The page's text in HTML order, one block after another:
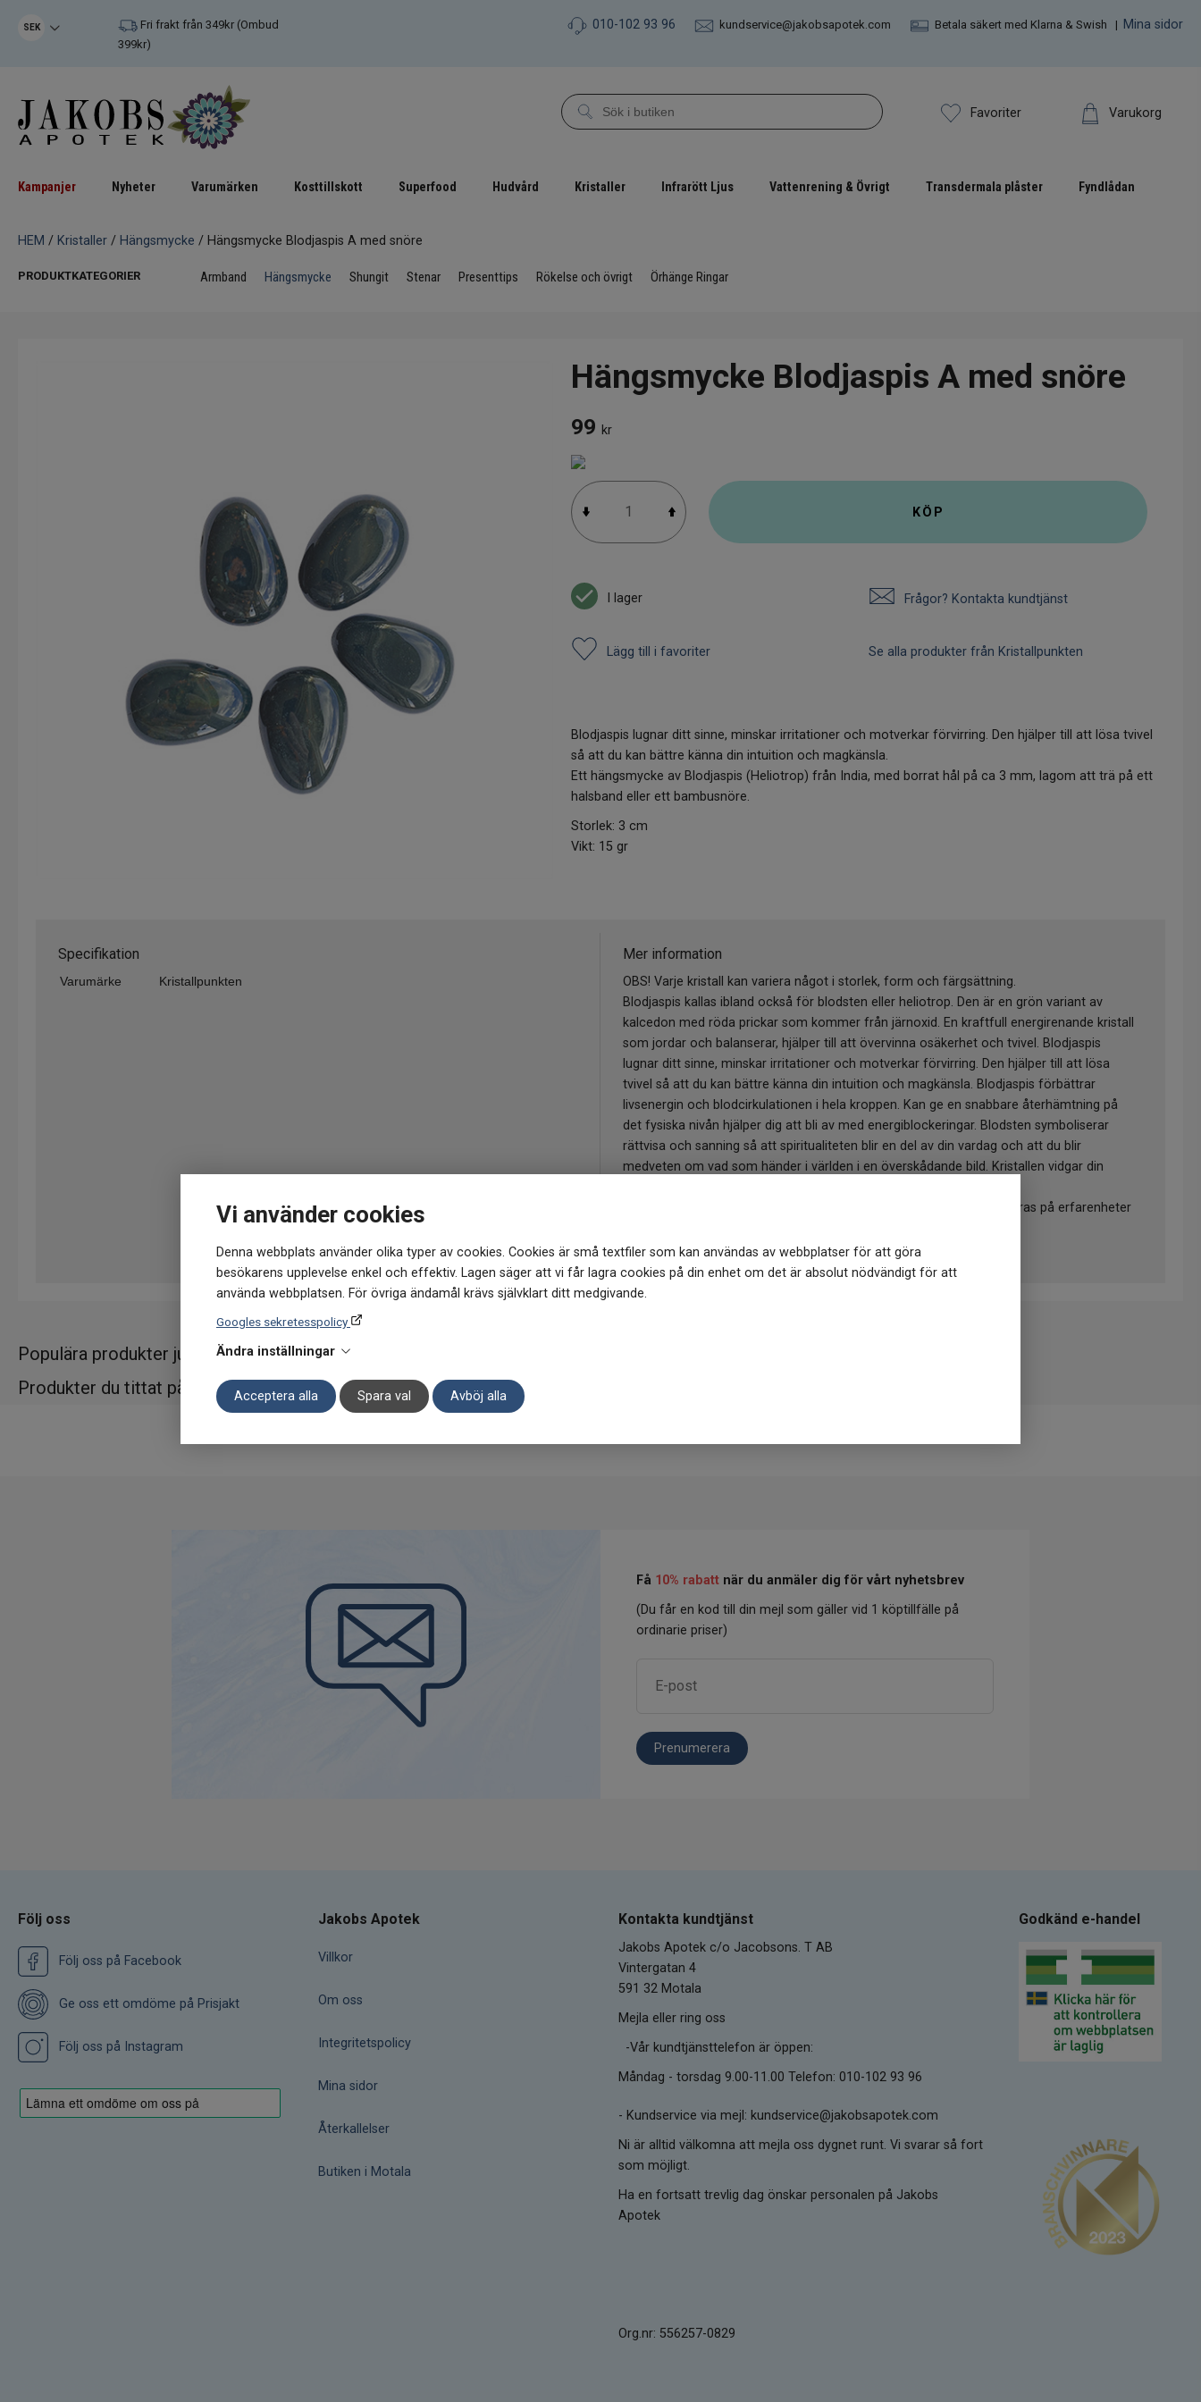
Vi använder cookies
Denna webbplats använder olika typer av cookies. Cookies är små textfiler som kan användas av webbplatser för att göra
besökarens upplevelse enkel och effektiv. Lagen säger att vi får lagra cookies på din enhet om det är absolut nödvändigt för att
använda webbplatsen. För övriga ändamål krävs självklart ditt medgivande.
Googles sekretesspolicy
Ändra inställningar
Acceptera alla Spara val Avböj alla
SEK
Fri frakt från 349kr (Ombud
399kr)
010-102 93 96 kundservice@jakobsapotek.com Betala säkert med Klarna & Swish | Mina sidor
Favoriter Varukorg
Kampanjer Nyheter Varumärken Kosttillskott Superfood Hudvård Kristaller Infrarött Ljus Vattenrening & Övrigt Transdermala plåster Fyndlådan
HEM / Kristaller / Hängsmycke / Hängsmycke Blodjaspis A med snöre
PRODUKTKATEGORIER Armband Hängsmycke Shungit Stenar Presenttips Rökelse och övrigt Örhänge Ringar
Hängsmycke Blodjaspis A med snöre
99kr
KÖP
I lager Frågor? Kontakta kundtjänst
Lägg till i favoriter Se alla produkter från Kristallpunkten
Blodjaspis lugnar ditt sinne, minskar irritationer och motverkar förvirring. Den hjälper till att lösa tvivel
så att du kan bättre känna din intuition och magkänsla.
Ett hängsmycke av Blodjaspis (Heliotrop) från India, med borrat hål på ca 3 mm, lagom att trä på ett
halsband eller ett bambusnöre.
Storlek: 3 cm
Vikt: 15 gr
Specifikation
Varumärke Kristallpunkten
Mer information
OBS! Varje kristall kan variera något i storlek, form och färgsättning.
Blodjaspis kallas ibland också för blodsten eller heliotrop. Den är en grön variant av
kalcedon med röda prickar som kommer från järnoxid. En kraftfull energirenande kristall
som jordar och balanserar, hjälper till att övervinna osäkerhet och tvivel. Blodjaspis
lugnar ditt sinne, minskar irritationer och motverkar förvirring. Den hjälper till att lösa
tvivel så att du kan bättre känna din intuition och magkänsla. Blodjaspis förbättrar
livsenergin och blodcirkulationen i hela kroppen. Kan ge en snabbare återhämtning på
det fysiska nivån hjälper dig att bli av med energiblockeringar. Blodsten symboliserar
rättvisa och sanning så att spiritualiteten blir en del av din vardag och att du blir
medveten om vad som händer i världen i en överskådande bild. Kristallen vidgar din
* Ovannämnda information har inte erkänts vetenskapligt, utan baseras på erfarenheter
Populära produkter just nu
Produkter du tittat på
Få 10% rabatt när du anmäler dig för vårt nyhetsbrev
(Du får en kod till din mejl som gäller vid 1 köptillfälle på
ordinarie priser)
Prenumerera
Följ oss
Följ oss på Facebook
Ge oss ett omdöme på Prisjakt
Följ oss på Instagram
Jakobs Apotek
Villkor
Om oss
Integritetspolicy
Mina sidor
Återkallelser
Butiken i Motala
Kontakta kundtjänst
Jakobs Apotek c/o Jacobsons. T AB
Vintergatan 4
591 32 Motala
Mejla eller ring oss
-Vår kundtjänsttelefon är öppen:
Måndag - torsdag 9.00-11.00 Telefon: 010-102 93 96
- Kundservice via mejl: kundservice@jakobsapotek.com
Ni är alltid välkomna att mejla oss dygnet runt. Vi svarar så fort
som möjligt.
Ha en fortsatt trevlig dag önskar personalen på Jakobs
Apotek
Org.nr: 556257-0829
Godkänd e-handel